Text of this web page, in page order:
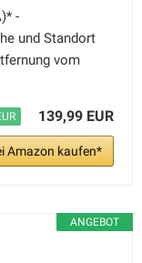
-
und Standort
vom
139,99 EUR
Amazon kaufen*
ANGEBOT